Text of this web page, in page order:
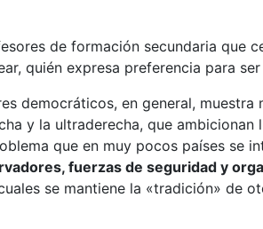
de formación secundaria que
quién expresa preferencia para
democráticos, en general,
y la ultraderecha, que
que en muy pocos países se
fuerzas de seguridad y
se mantiene la «tradición» de